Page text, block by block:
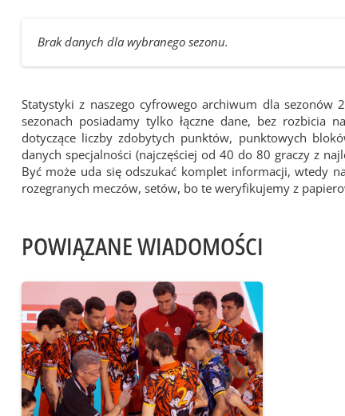
Brak danych dla wybranego sezonu.
Statystyki z naszego cyfrowego archiwum dla sezonów
sezonach posiadamy tylko łączne dane, bez rozbicia
dotyczące liczby zdobytych punktów, punktowych
danych specjalności (najczęściej od 40 do 80 graczy z
Być może uda się odszukać komplet informacji, wtedy
rozegranych meczów, setów, bo te weryfikujemy z
POWIĄZANE WIADOMOŚCI